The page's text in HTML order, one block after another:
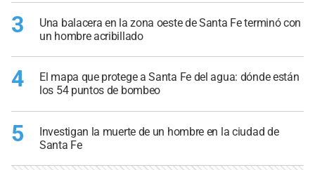
3
Una balacera en la zona oeste de Santa Fe terminó con
un hombre acribillado
4
El mapa que protege a Santa Fe del agua: dónde están
los 54 puntos de bombeo
5
Investigan la muerte de un hombre en la ciudad de
Santa Fe